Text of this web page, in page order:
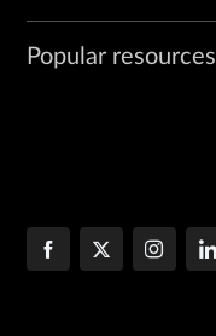
Popular resources